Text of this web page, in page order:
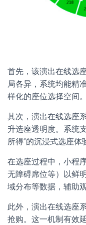
首先，该演出在线选
局各异，系统均能精
样化的座位选择空间。
其次，演出在线选座
升选座透明度。系统
所得”的沉浸式选座体
在选座过程中，小程
无障碍席位等）以鲜
域分布等数据，辅助
此外，演出在线选座
抢购。这一机制有效